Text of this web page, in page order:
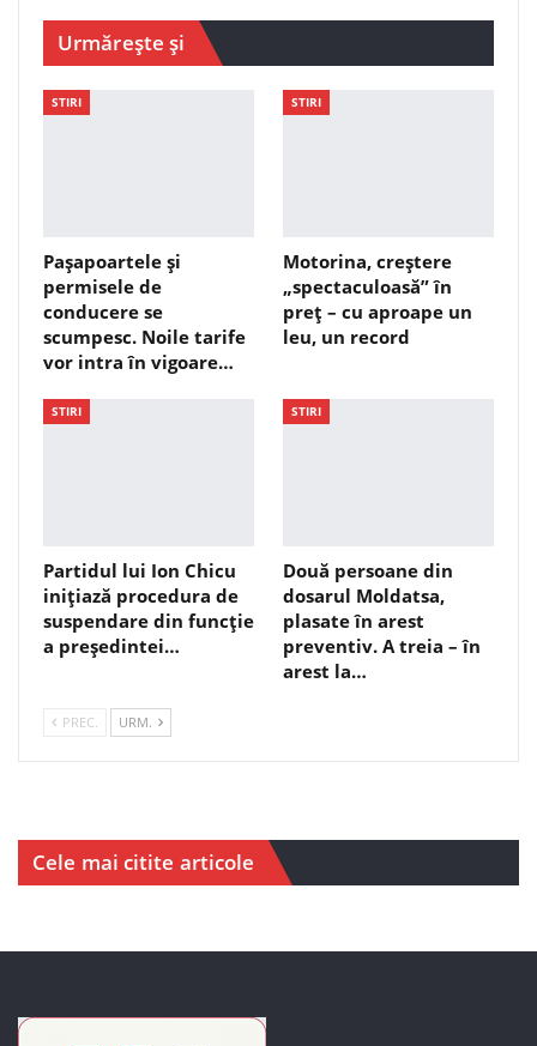
Urmărește și
STIRI
Pașapoartele și
permisele de
conducere se
scumpesc. Noile tarife
vor intra în vigoare…
STIRI
Motorina, creștere
„spectaculoasă” în
preț – cu aproape un
leu, un record
STIRI
Partidul lui Ion Chicu
inițiază procedura de
suspendare din funcție
a președintei…
STIRI
Două persoane din
dosarul Moldatsa,
plasate în arest
preventiv. A treia – în
arest la…
PREC. URM.
Cele mai citite articole